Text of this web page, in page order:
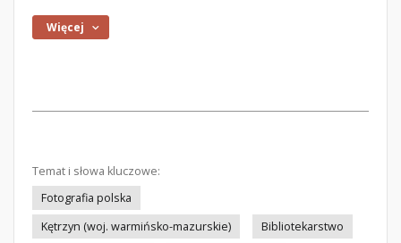
Więcej
Temat i słowa kluczowe:
Fotografia polska
Kętrzyn (woj. warmińsko-mazurskie)
Bibliotekarstwo